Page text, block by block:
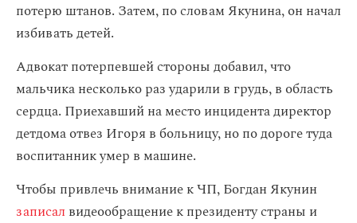
потерю штанов. Затем, по словам Якунина, он начал
избивать детей.
Адвокат потерпевшей стороны добавил, что
мальчика несколько раз ударили в грудь, в область
сердца. Приехавший на место инцидента директор
детдома отвез Игоря в больницу, но по дороге туда
воспитанник умер в машине.
Чтобы привлечь внимание к ЧП, Богдан Якунин
записал видеообращение к президенту страны и